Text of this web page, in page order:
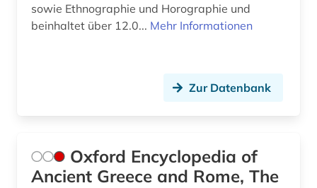
sowie Ethnographie und Horographie und
beinhaltet über 12.0... Mehr Informationen
Zur Datenbank
Oxford Encyclopedia of
Ancient Greece and Rome, The